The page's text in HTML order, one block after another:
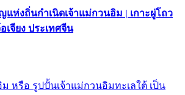
แห่งถิ่นกำเนิดเจ้าแม่กวนอิม | เกาะผู่โถว
จียง ประเทศจีน
หรือ รูปปั้นเจ้าแม่กวนอิมทะเลใต้ เป็น